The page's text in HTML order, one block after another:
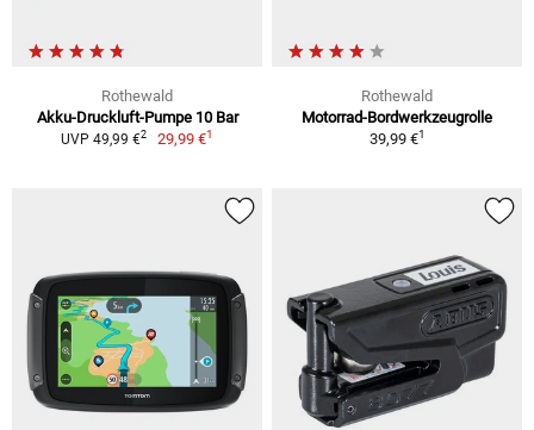
Rothewald
Akku-Druckluft-Pumpe 10 Bar
UVP 49,99 €2 29,99 €1
Rothewald
Motorrad-Bordwerkzeugrolle
39,99 €1